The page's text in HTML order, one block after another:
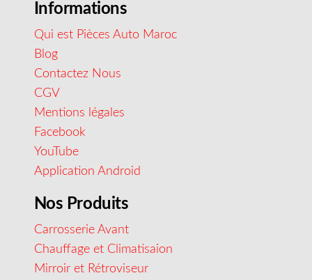
Informations
Qui est Pièces Auto Maroc
Blog
Contactez Nous
CGV
Mentions légales
Facebook
YouTube
Application Android
Nos Produits
Carrosserie Avant
Chauffage et Climatisaion
Mirroir et Rétroviseur